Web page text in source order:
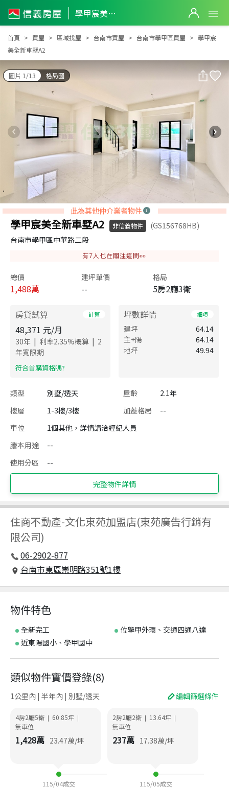
學甲宸美全新車墅A2
學甲宸美全新車墅A2
首頁 買屋 區域找屋 台南市買屋 台南市學甲區買屋
學甲宸
美全新車墅A2
圖片 1/13 格局圖
此為其他仲介業者物件
學甲宸美全新車墅A2 非信義物件
(GS156768HB)
台南市學甲區中華路二段
有7人也在關注這間👀
總價
1,488萬
建坪單價
--
格局
5房2廳3衛
房貸試算 計算
48,371 元/月
30年 | 利率2.35%概算 | 2
年寬限期
​符合首購資格嗎?
坪數詳情 細項
建坪
64.14
主+陽
64.14
地坪
49.94
類型 別墅/透天 屋齡
2.1年
樓層
1-3樓/3樓 加蓋格局
--
車位
1個其他，詳情請洽經紀人員
謄本用途
--
使用分區
--
完整物件詳情
住商不動產-文化東苑加盟店(東苑廣告行銷有
限公司)
06-2902-877
台南市東區崇明路351號1樓
物件特色
全新完工
位學甲外環、交通四通八達
近東陽國小、學甲國中
類似物件實價登錄(8)
1公里內 | 半年內 | 別墅/透天 編輯篩選條件
4房2廳5衛 | 60.85坪 |
無車位
1,428萬 23.47萬/坪
115/04成交
2房2廳2衛 | 13.64坪 |
無車位
237萬 17.38萬/坪
115/05成交